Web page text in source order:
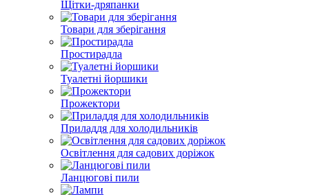
Щітки-дряпанки
Товари для зберігання
Простирадла
Туалетні йоршики
Прожектори
Приладдя для холодильників
Освітлення для садових доріжок
Ланцюгові пили